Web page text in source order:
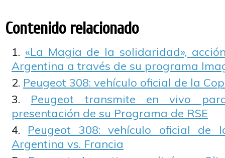
Contenido relacionado
«La Magia de la solidaridad»,
Argentina a través de su programa
Peugeot 308: vehículo oficial de la
Peugeot transmite en vivo
presentación de su Programa de RSE
Peugeot 308: vehículo oficial de
Argentina vs. Francia